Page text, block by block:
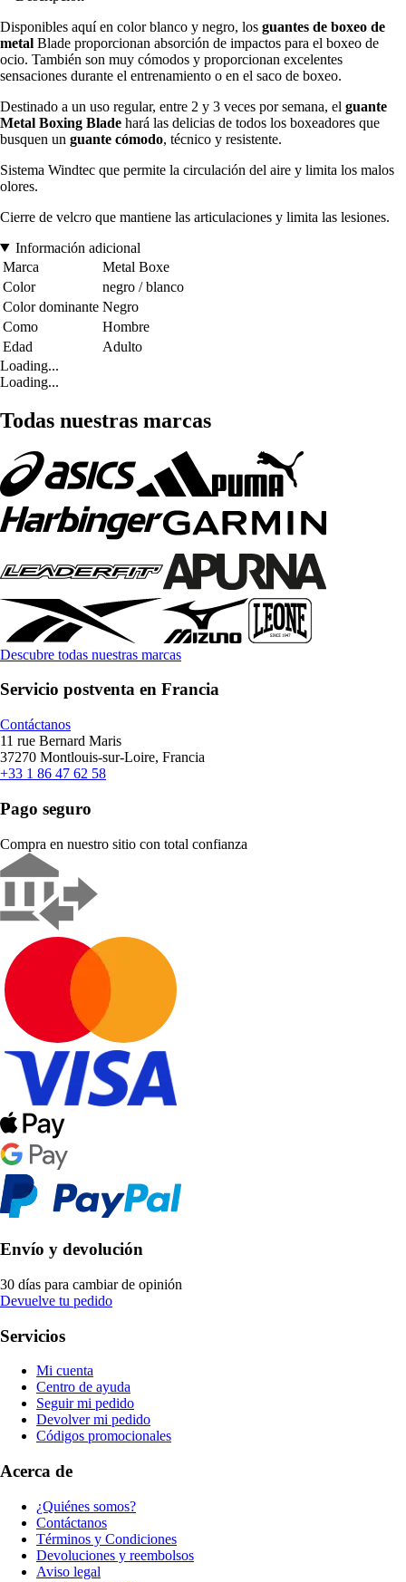
Disponibles aquí en color blanco y negro, los guantes de boxeo de
metal Blade proporcionan absorción de impactos para el boxeo de
ocio. También son muy cómodos y proporcionan excelentes
sensaciones durante el entrenamiento o en el saco de boxeo.
Destinado a un uso regular, entre 2 y 3 veces por semana, el guante
Metal Boxing Blade hará las delicias de todos los boxeadores que
busquen un guante cómodo, técnico y resistente.
Sistema Windtec que permite la circulación del aire y limita los malos
olores.
Cierre de velcro que mantiene las articulaciones y limita las lesiones.
Información adicional
Marca
Metal Boxe
Color
negro / blanco
Color dominante Negro
Como
Hombre
Edad
Adulto
Loading...
Loading...
Todas nuestras marcas
Descubre todas nuestras marcas
Servicio postventa en Francia
Contáctanos
11 rue Bernard Maris
37270 Montlouis-sur-Loire, Francia
+33 1 86 47 62 58
Pago seguro
Compra en nuestro sitio con total confianza
Envío y devolución
30 días para cambiar de opinión
Devuelve tu pedido
Servicios
Mi cuenta
Centro de ayuda
Seguir mi pedido
Devolver mi pedido
Códigos promocionales
Acerca de
¿Quiénes somos?
Contáctanos
Términos y Condiciones
Devoluciones y reembolsos
Aviso legal